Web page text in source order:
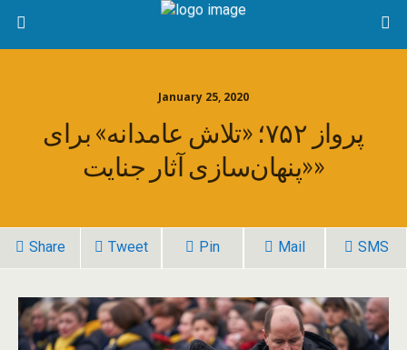
January 25, 2020
پرواز ۷۵۲؛ «تلاش عامدانه» برای
«پنهان‌سازی آثار جنایت»
Share Tweet Pin Mail SMS